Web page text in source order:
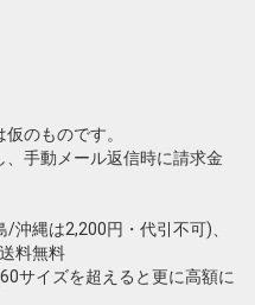
のものです。
手動メール返信時に請求金
沖縄は2,200円・代引不可)、
料無料
サイズを超えると更に高額に